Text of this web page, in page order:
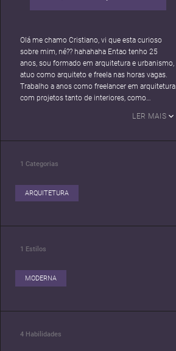
Olá me chamo Cristiano, vi que esta curioso
sobre mim, né?? hahahaha Entao tenho 25
anos, sou formado em arquitetura e urbanismo,
atuo como arquiteto e freela nas horas vagas.
Trabalho a anos como freelancer em arquitetura
com projetos tanto de interiores, como
só recentemente entrei para o architect portal.
LER MAIS
1 Categorias
ARQUITETURA
1 Estilos
MODERNA
4 Habilidades